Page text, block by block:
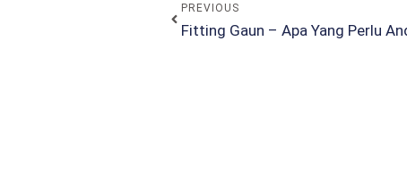
PREVIOUS
Fitting Gaun – Apa Yang Perlu